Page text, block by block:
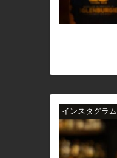
インスタグラム